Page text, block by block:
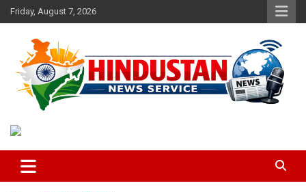
Skip
to
Friday, August 7, 2026
Hindustan News Service